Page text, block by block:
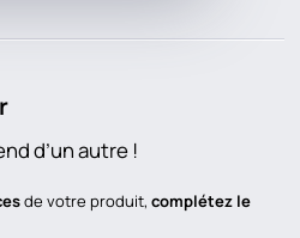
d’un autre !
de votre produit, complétez le